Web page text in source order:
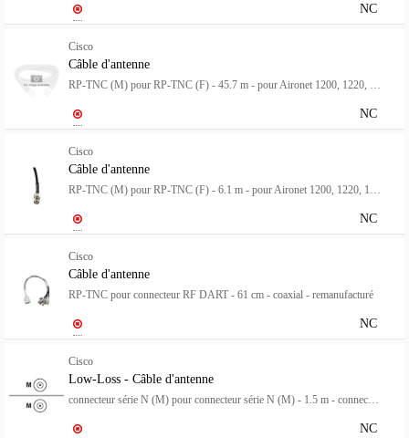
NC
Cisco
Câble d'antenne
NC
Cisco
Câble d'antenne
NC
Cisco
Câble d'antenne
RP-TNC pour connecteur RF DART - 61 cm - coaxial - remanufacturé
NC
Cisco
Low-Loss - Câble d'antenne
NC